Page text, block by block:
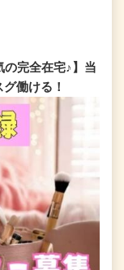
完全在宅♪】当
働ける！